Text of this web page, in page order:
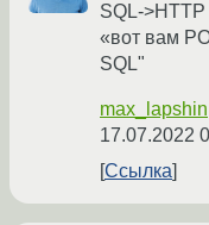
SQL-
«вот вам
SQL"
max_lapshin
17.07.2022
Ссылка